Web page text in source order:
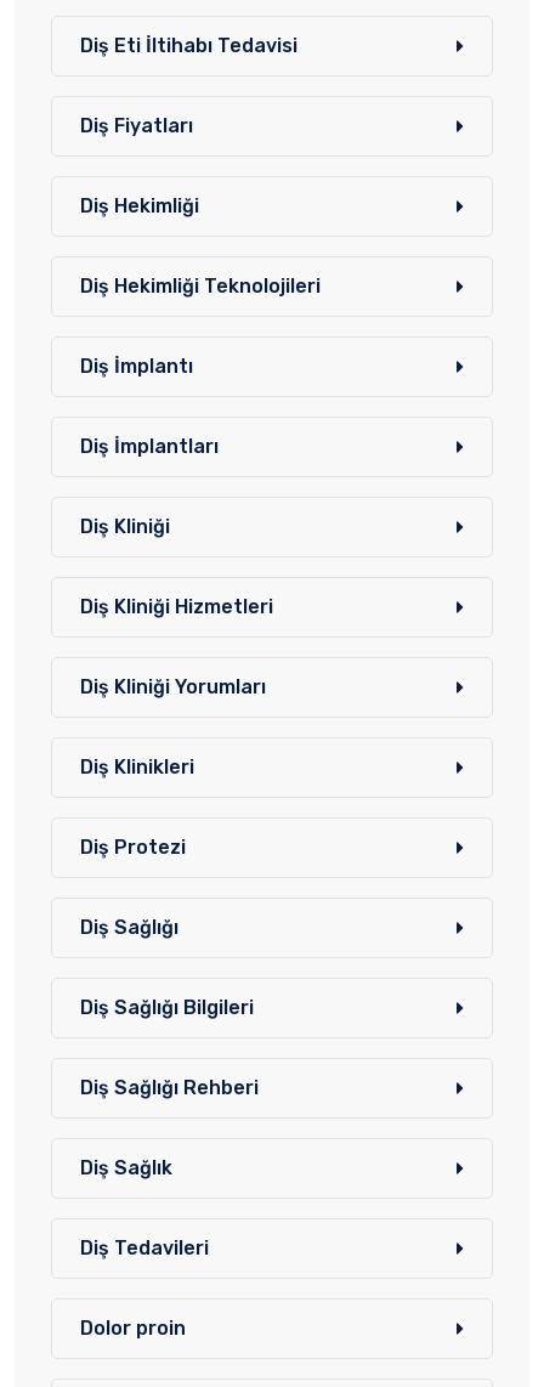
Diş Eti İltihabı Tedavisi
Diş Fiyatları
Diş Hekimliği
Diş Hekimliği Teknolojileri
Diş İmplantı
Diş İmplantları
Diş Kliniği
Diş Kliniği Hizmetleri
Diş Kliniği Yorumları
Diş Klinikleri
Diş Protezi
Diş Sağlığı
Diş Sağlığı Bilgileri
Diş Sağlığı Rehberi
Diş Sağlık
Diş Tedavileri
Dolor proin